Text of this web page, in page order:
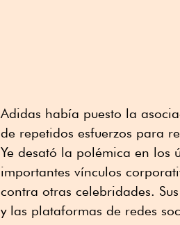
Adidas había puesto la
de repetidos esfuerzos para
Ye desató la polémica en los
importantes vínculos
contra otras celebridades.
y las plataformas de redes